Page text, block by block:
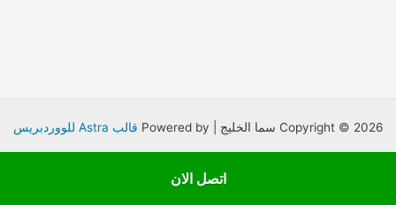
Copyright © 2026 سما الخليج | Powered by قالب Astra للووردبريس
اتصل الان